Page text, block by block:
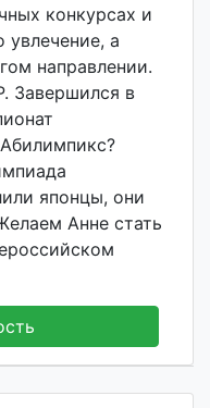
конкурсах и
увлечение, а
направлении.
Завершился в
японцы, они
Анне стать